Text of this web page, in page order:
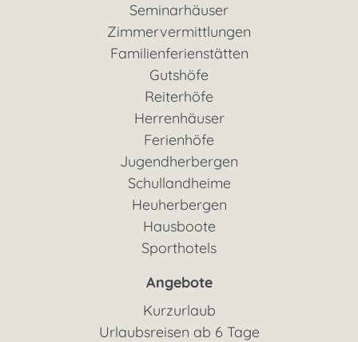
Seminarhäuser
Zimmervermittlungen
Familienferienstätten
Gutshöfe
Reiterhöfe
Herrenhäuser
Ferienhöfe
Jugendherbergen
Schullandheime
Heuherbergen
Hausboote
Sporthotels
Angebote
Kurzurlaub
Urlaubsreisen ab 6 Tage